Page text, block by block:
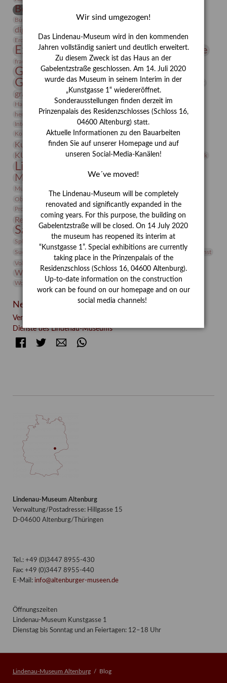
Bernhard August von Lindenau
Burg Posterstein Conrad Felixmüller Depot
digitallabor
Erdmann Julius Dietrich
Erlebnisportal estrusker Exlibris
Expressionismus Festrede Florenz Fotografie
frauen Frauen in der Antike und heute
Gerhard-Altenbourg-Preis
Gerhard Altenbourg
Gerhard Kurt Müller
grafische sammlung griechische Mythologie
Hanns-Conon von der Gabelentz Heinrich Kirchhoff Heldinnen
herman de vries Humboldt
Insekten
Integriertes Schädlingsmanagement
Italien Jahresempfang
Kolosseum
Kooperationsausstellung Korkmodelle Kunst
Kunstmuseum Kunstvermittlung Kunst von Kühl
KUNSTWAND Kurs Künstler Künstlerin Lehmbruck
Lindenau-Museum
Museumsgeschichte Museumsnacht
Museumspädagogik Natur
Objekt im Fokus
Phelloplastik
Pohlhof
Provenienz
Provenienzforschung
Restaurierung Rudi Lesser Ruth Wolf-Rehfeld
Sammlung Samstagszeichner Skulptur
Sonderausstellung
Sphinx
studio Studio Bildende Kunst
Suermondt-Ludwig-Museum
Vermittlung
Videokunst
Volontariat
Walter Rheiner Werefkin
Werkbetrachtung Winter Wissenschaft
Wolf and Dog
Wolf und Hund
Zirkuswoche
Neueste Beiträge
Verschenkt, verkauft, vergessen? – Kunstdetektivinnen im
Dienste des Lindenau-Museums
FacebookTwitter E-mail
Lindenau-Museum Altenburg
Verwaltung/Postadresse: Hillgasse 15
D-04600 Altenburg/Thüringen
Tel.: +49 (0)3447 8955-430
Fax: +49 (0)3447 8955-440
E-Mail: info@altenburger-museen.de
Öffnungszeiten
Lindenau-Museum Kunstgasse 1
Dienstag bis Sonntag und an Feiertagen: 12–18 Uhr
Lindenau-Museum Altenburg Blog
Wir sind umgezogen!
Das Lindenau-Museum wird in den kommenden
Jahren vollständig saniert und deutlich erweitert.
Zu diesem Zweck ist das Haus an der
Gabelentzstraße geschlossen. Am 14. Juli 2020
wurde das Museum in seinem Interim in der
„Kunstgasse 1“ wiedereröffnet.
Sonderausstellungen finden derzeit im
Prinzenpalais des Residenzschlosses (Schloss 16,
04600 Altenburg) statt.
Aktuelle Informationen zu den Bauarbeiten
finden Sie auf unserer Homepage und auf
unseren Social-Media-Kanälen!
We´ve moved!
The Lindenau-Museum will be completely
renovated and significantly expanded in the
coming years. For this purpose, the building on
Gabelentzstraße will be closed. On 14 July 2020
the museum has reopened its interim at
“Kunstgasse 1”. Special exhibitions are currently
taking place in the Prinzenpalais of the
Residenzschloss (Schloss 16, 04600 Altenburg).
Up-to-date information on the construction
work can be found on our homepage and on our
social media channels!